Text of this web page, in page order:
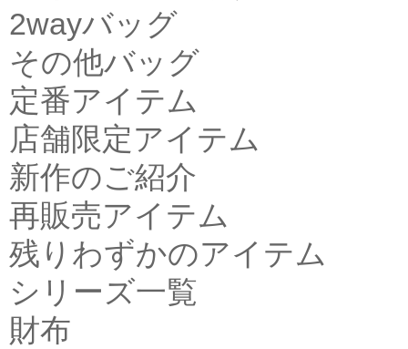
2wayバッグ
その他バッグ
定番アイテム
店舗限定アイテム
新作のご紹介
再販売アイテム
残りわずかのアイテム
シリーズ一覧
財布